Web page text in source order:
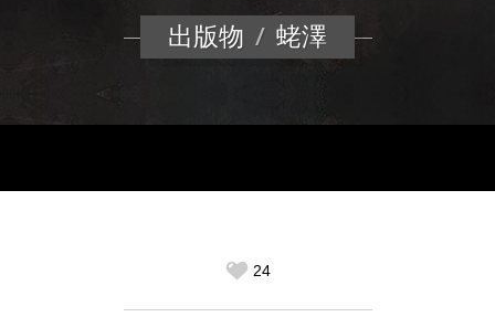
出版物 / 蛯澤
24